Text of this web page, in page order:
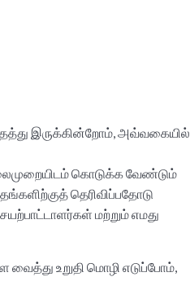
இருக்கின்றோம், அவ்வகையில்
கொடுக்க வேண்டும்
தெரிவிப்பதோடு
மற்றும் எமது
உறுதி மொழி எடுப்போம்,